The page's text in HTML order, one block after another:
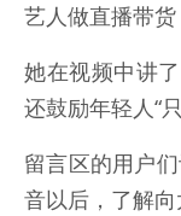
艺人做直播带货
她在视频中讲
还鼓励年轻人“
留言区的用户
音以后，了解